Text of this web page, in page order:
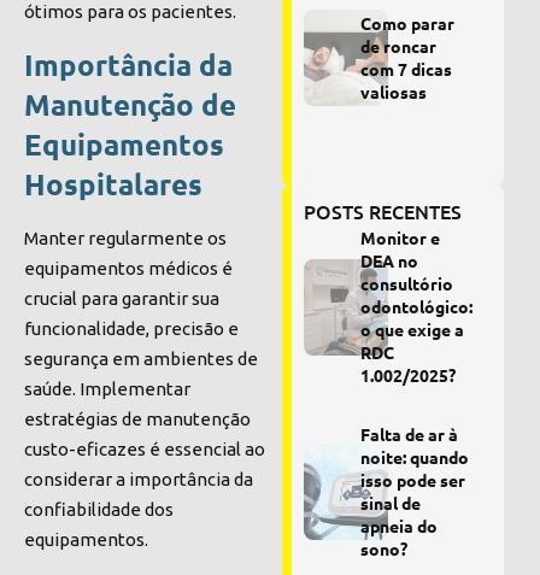
ótimos para os pacientes.
Importância da
Manutenção de
Equipamentos
Hospitalares
Manter regularmente os
equipamentos médicos é
crucial para garantir sua
funcionalidade, precisão e
segurança em ambientes de
saúde. Implementar
estratégias de manutenção
custo-eficazes é essencial ao
considerar a importância da
confiabilidade dos
equipamentos.
Como parar
de roncar
com 7 dicas
valiosas
POSTS RECENTES
Monitor e
DEA no
consultório
odontológico:
o que exige a
RDC
1.002/2025?
Falta de ar à
noite: quando
isso pode ser
sinal de
apneia do
sono?